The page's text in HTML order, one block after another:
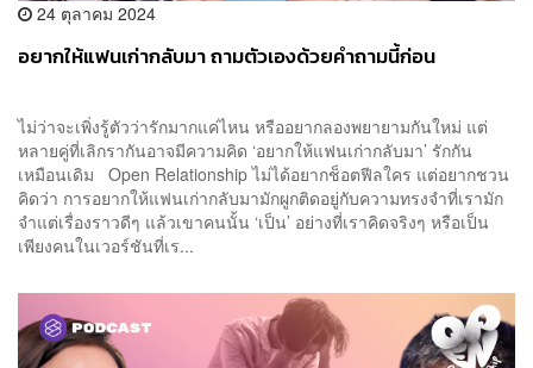
24 ตุลาคม 2024
อยากให้แฟนเก่ากลับมา ถามตัวเองด้วยคำถามนี้ก่อน
ไม่ว่าจะเพิ่งรู้ตัวว่ารักมากแค่ไหน หรืออยากลองพยายามกันใหม่ แต่
หลายคู่ที่เลิกรากันอาจมีความคิด ‘อยากให้แฟนเก่ากลับมา’ รักกัน
เหมือนเดิม Open Relationship ไม่ได้อยากช็อตฟีลใคร แต่อยากชวน
คิดว่า การอยากให้แฟนเก่ากลับมามักผูกติดอยู่กับความทรงจำที่เรามัก
จำแต่เรื่องราวดีๆ แล้วเขาคนนั้น ‘เป็น’ อย่างที่เราคิดจริงๆ หรือเป็น
เพียงคนในเวอร์ชันที่เร...